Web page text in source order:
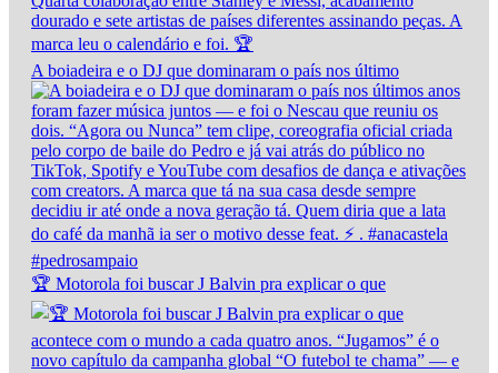
A boiadeira e o DJ que dominaram o país nos último
🏆 Motorola foi buscar J Balvin pra explicar o que